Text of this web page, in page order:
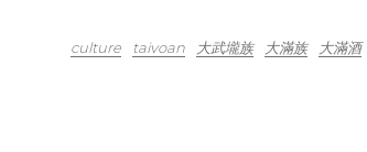
culture taivoan 大武壠族 大滿族 大滿酒